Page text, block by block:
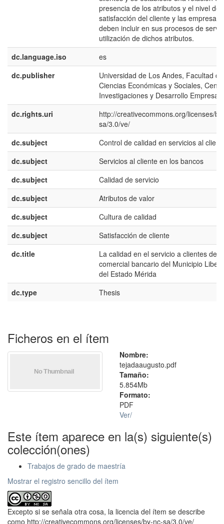
presencia de los atributos y el nivel de
satisfacción del cliente y las empresas
deben incluir en sus procesos de
utilización de dichos atributos.
dc.language.iso
es
dc.publisher
Universidad de Los Andes, Facultad de
Ciencias Económicas y Sociales,
Investigaciones y Desarrollo
dc.rights.uri
http://creativecommons.org/licenses/
sa/3.0/ve/
dc.subject
Control de calidad en servicios al
dc.subject
Servicios al cliente en los bancos
dc.subject
Calidad de servicio
dc.subject
Atributos de valor
dc.subject
Cultura de calidad
dc.subject
Satisfacción de cliente
dc.title
La calidad en el servicio a clientes del
comercial bancario del Municipio
del Estado Mérida
dc.type
Thesis
Ficheros en el ítem
Nombre:
tejadaaugusto.pdf
Tamaño:
5.854Mb
Formato:
PDF
Ver/
Este ítem aparece en la(s) siguiente(s)
colección(ones)
Trabajos de grado de maestría
Mostrar el registro sencillo del ítem
Excepto si se señala otra cosa, la licencia del ítem se describe
como http://creativecommons.org/licenses/by-nc-sa/3.0/ve/